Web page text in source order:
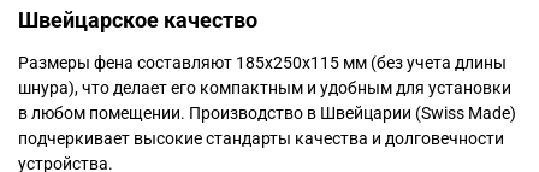
Швейцарское качество
Размеры фена составляют 185х250х115 мм (без учета длины
шнура), что делает его компактным и удобным для установки
в любом помещении. Производство в Швейцарии (Swiss Made)
подчеркивает высокие стандарты качества и долговечности
устройства.